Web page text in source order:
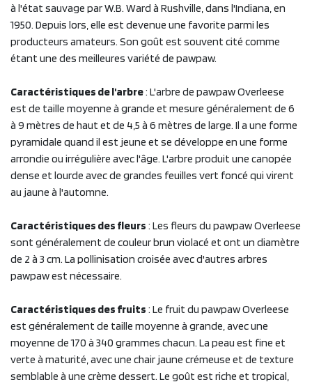
à l'état sauvage par W.B. Ward à Rushville, dans l'Indiana, en
1950. Depuis lors, elle est devenue une favorite parmi les
producteurs amateurs. Son goût est souvent cité comme
étant une des meilleures variété de pawpaw.
Caractéristiques de l'arbre: L'arbre de pawpaw Overleese
est de taille moyenne à grande et mesure généralement de 6
à 9 mètres de haut et de 4,5 à 6 mètres de large. Il a une forme
pyramidale quand il est jeune et se développe en une forme
arrondie ou irrégulière avec l'âge. L'arbre produit une canopée
dense et lourde avec de grandes feuilles vert foncé qui virent
au jaune à l'automne.
Caractéristiques des fleurs : Les fleurs du pawpaw Overleese
sont généralement de couleur brun violacé et ont un diamètre
de 2 à 3 cm. La pollinisation croisée avec d'autres arbres
pawpaw est nécessaire.
Caractéristiques des fruits : Le fruit du pawpaw Overleese
est généralement de taille moyenne à grande, avec une
moyenne de 170 à 340 grammes chacun. La peau est fine et
verte à maturité, avec une chair jaune crémeuse et de texture
semblable à une crème dessert. Le goût est riche et tropical,